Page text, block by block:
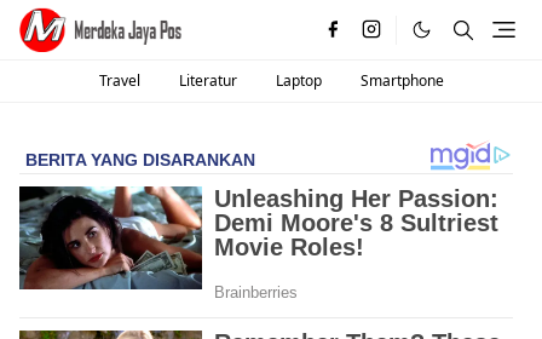
Travel Literatur Laptop Smartphone